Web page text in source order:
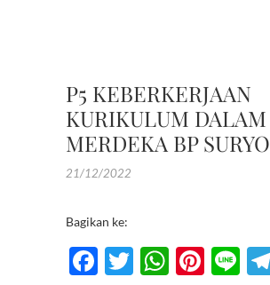
P5 KEBERKERJAAN
KURIKULUM DALAM
MERDEKA BP
21/12/2022
Bagikan ke:
F
T
W Pi Li